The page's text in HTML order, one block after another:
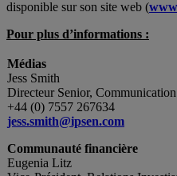
disponible sur son site web (
Pour plus d’informations :
Médias
Jess Smith
Directeur Senior,
+44 (0) 7557 267634
jess.smith@ipsen.com
Communauté financière
Eugenia Litz